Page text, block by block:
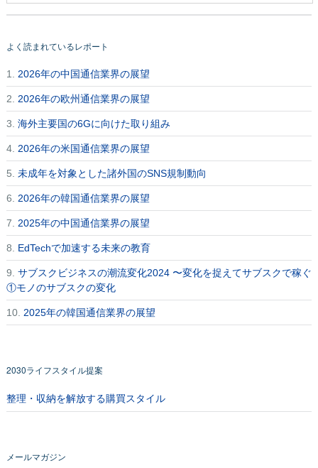
よく読まれているレポート
1. 2026年の中国通信業界の展望
2. 2026年の欧州通信業界の展望
3. 海外主要国の6Gに向けた取り組み
4. 2026年の米国通信業界の展望
5. 未成年を対象とした諸外国のSNS規制動向
6. 2026年の韓国通信業界の展望
7. 2025年の中国通信業界の展望
8. EdTechで加速する未来の教育
9. サブスクビジネスの潮流変化2024 〜変化を捉えてサブスクで稼ぐ
①モノのサブスクの変化
10. 2025年の韓国通信業界の展望
2030ライフスタイル提案
整理・収納を解放する購買スタイル
メールマガジン